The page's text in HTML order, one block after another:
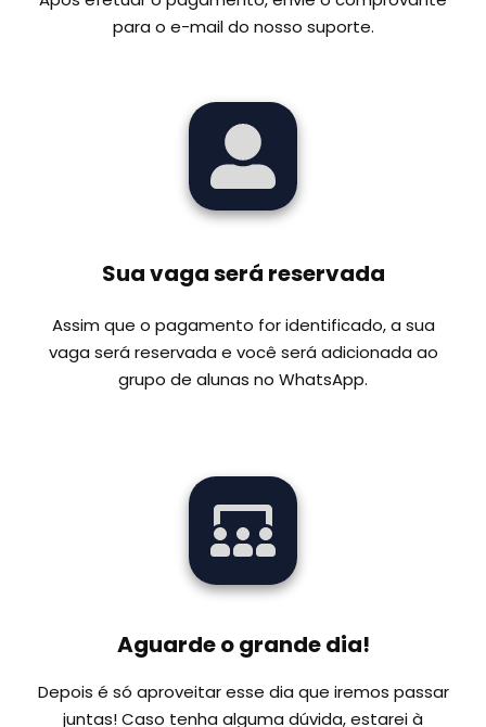
para o e-mail do nosso suporte.
Sua vaga será reservada
Assim que o pagamento for identificado, a sua
vaga será reservada e você será adicionada ao
grupo de alunas no WhatsApp.
Aguarde o grande dia!
Depois é só aproveitar esse dia que iremos passar
juntas! Caso tenha alguma dúvida, estarei à